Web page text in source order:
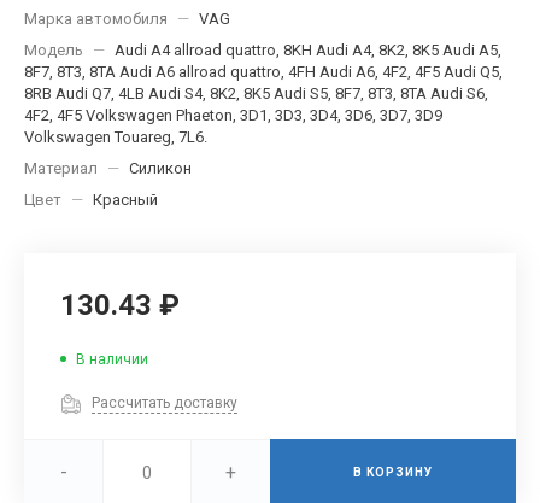
Марка автомобиля
— VAG
Модель
— Audi A4 allroad quattro, 8KH Audi A4, 8K2, 8K5 Audi A5,
8F7, 8T3, 8TA Audi A6 allroad quattro, 4FH Audi A6, 4F2, 4F5 Audi Q5,
8RB Audi Q7, 4LB Audi S4, 8K2, 8K5 Audi S5, 8F7, 8T3, 8TA Audi S6,
4F2, 4F5 Volkswagen Phaeton, 3D1, 3D3, 3D4, 3D6, 3D7, 3D9
Volkswagen Touareg, 7L6.
Материал
— Силикон
Цвет — Красный
130.43 ₽
В наличии
Рассчитать доставку
- + В КОРЗИНУ